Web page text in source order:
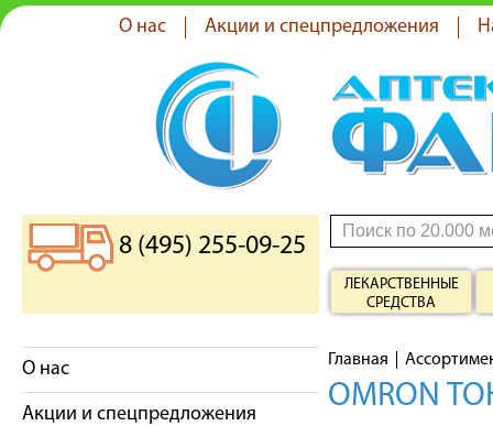
О нас Акции и спецпредложения
8 (495) 255-09-25
ЛЕКАРСТВЕННЫЕ
СРЕДСТВА
О нас
Акции и спецпредложения
Главная
OMRON